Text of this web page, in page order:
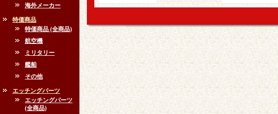
海外メーカー
特価商品
特価商品 (全商品)
航空機
ミリタリー
艦船
その他
エッチングパーツ
エッチングパーツ
(全商品)